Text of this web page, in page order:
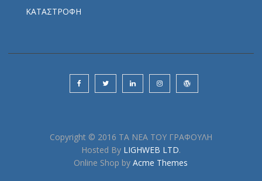
ΚΑΤΑΣΤΡΟΦΗ
Copyright © 2016 ΤΑ ΝΕΑ ΤΟΥ ΓΡΑΦΟΥΛΗ
Hosted By LIGHWEB LTD.
Online Shop byAcme Themes